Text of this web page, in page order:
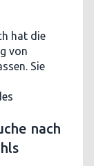
hat die
von
Sie
nach